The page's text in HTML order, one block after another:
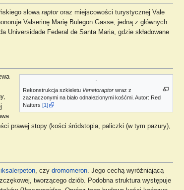
słowa raptororaz miejscowości turystycznej Vale
Valserinę Marię Bulegon Gasse, jedną z głównych
Universidade Federal de Santa Maria, gdzie składowane
Rekonstrukcja szkieletu Venetoraptor wraz z
zaznaczonymi na biało odnalezionymi kośćmi. Autor: Red
Natters[1]
prawej stopy (kości śródstopia, paliczki (w tym pazury),
iksalerpeton, czy dromomeron. Jego cechą wyróżniającą
tworzącego dziób. Podobna struktura występuje